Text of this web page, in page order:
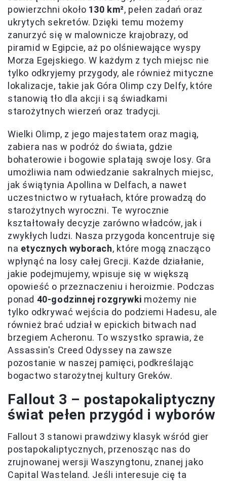
powierzchni około 130 km², pełen zadań oraz
ukrytych sekretów. Dzięki temu możemy
zanurzyć się w malownicze krajobrazy, od
piramid w Egipcie, aż po olśniewające wyspy
Morza Egejskiego. W każdym z tych miejsc nie
tylko odkryjemy przygody, ale również mityczne
lokalizacje, takie jak Góra Olimp czy Delfy, które
stanowią tło dla akcji i są świadkami
starożytnych wierzeń oraz tradycji.
Wielki Olimp, z jego majestatem oraz magią,
zabiera nas w podróż do świata, gdzie
bohaterowie i bogowie splatają swoje losy. Gra
umożliwia nam odwiedzanie sakralnych miejsc,
jak świątynia Apollina w Delfach, a nawet
uczestnictwo w rytuałach, które prowadzą do
starożytnych wyroczni. Te wyrocznie
kształtowały decyzje zarówno władców, jak i
zwykłych ludzi. Nasza przygoda koncentruje się
na etycznych wyborach, które mogą znacząco
wpłynąć na losy całej Grecji. Każde działanie,
jakie podejmujemy, wpisuje się w większą
opowieść o przeznaczeniu i heroizmie. Podczas
ponad 40-godzinnej rozgrywki możemy nie
tylko odkrywać wejścia do podziemi Hadesu, ale
również brać udział w epickich bitwach nad
brzegiem Acheronu. To wszystko sprawia, że
Assassin's Creed Odyssey na zawsze
pozostanie w naszej pamięci, podkreślając
bogactwo starożytnej kultury Greków.
Fallout 3 – postapokaliptyczny
świat pełen przygód i wyborów
Fallout 3 stanowi prawdziwy klasyk wśród gier
postapokaliptycznych, przenosząc nas do
zrujnowanej wersji Waszyngtonu, znanej jako
Capital Wasteland. Jeśli interesuje cię ta